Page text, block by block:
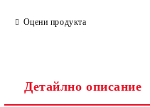
Оцени продукта
Детайлно описание